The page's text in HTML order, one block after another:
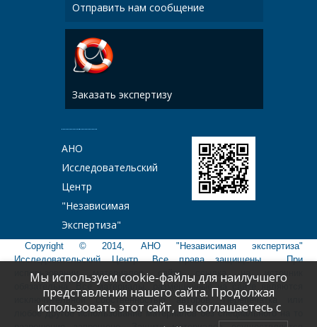
Отправить нам сообщение
Заказать экспертизу
АНО
Исследовательский
Центр
"Независимая
Экспертиза"
Copyright © 2014, АНО "Независимая экспертиза"
Исследовательский Центр. Все права защищены. При
использовании материалов сайта ссылка на источник
обязательна. Все материалы, размещенные на сайте являются
исключительной собственностью авторов. Перепечатка или
любое другое использование материалов без специального на то
Мы используем cookie-файлы для наилучшего
представления нашего сайта. Продолжая
использовать этот сайт, вы соглашаетесь с